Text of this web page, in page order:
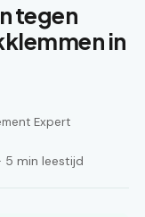
tegen
in
Expert
5 min leestijd